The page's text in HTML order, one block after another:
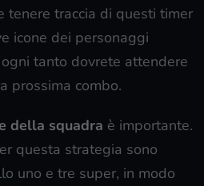
tenere traccia di questi timer
icone dei personaggi
tanto dovrete attendere
prossima combo.
della squadra è importante.
questa strategia sono
uno e tre super, in modo